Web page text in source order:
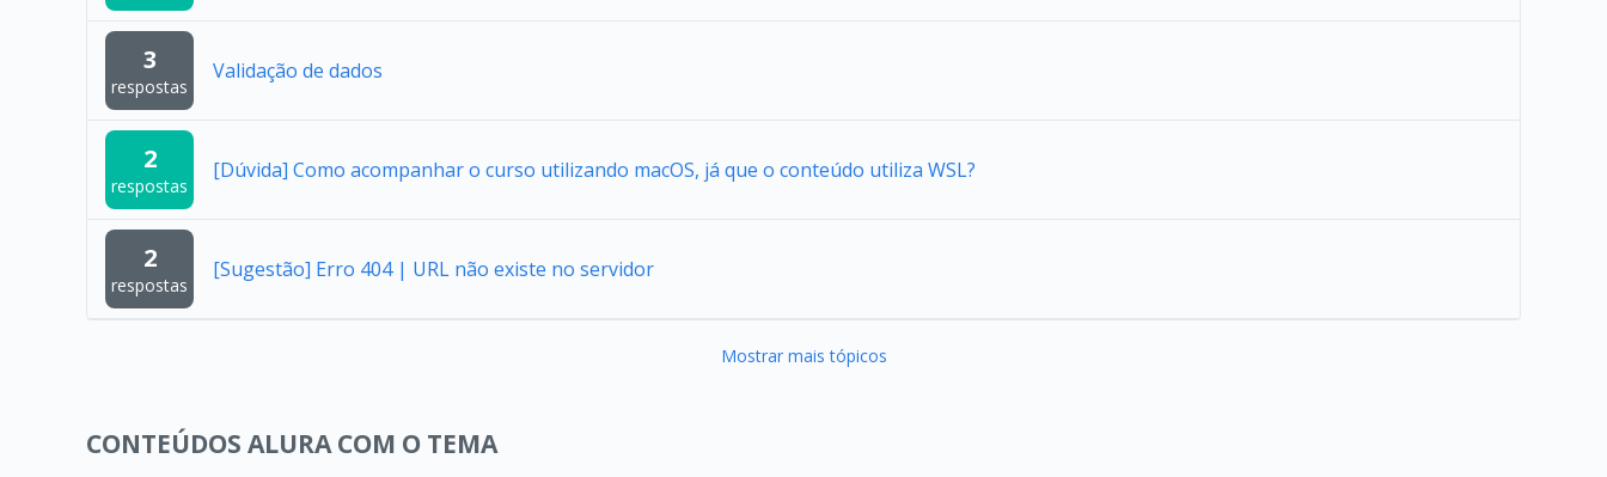
3
respostas
Validação de dados
2
respostas
[Dúvida] Como acompanhar o curso utilizando macOS, já que o conteúdo utiliza WSL?
2
respostas
[Sugestão] Erro 404 | URL não existe no servidor
Mostrar mais tópicos
CONTEÚDOS ALURA COM O TEMA